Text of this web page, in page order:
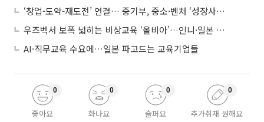
‘창업-도약-재도전’ 연결… 중기부, 중소·벤처 ‘성장사다리’ 짓는다
우즈벡서 보폭 넓히는 비상교육 ‘올비아’…인니·일본 진출 타진
AI·직무교육 수요에…일본 파고드는 교육기업들
좋아요
0
화나요
0
슬퍼요
0
추가취재 원해요
0